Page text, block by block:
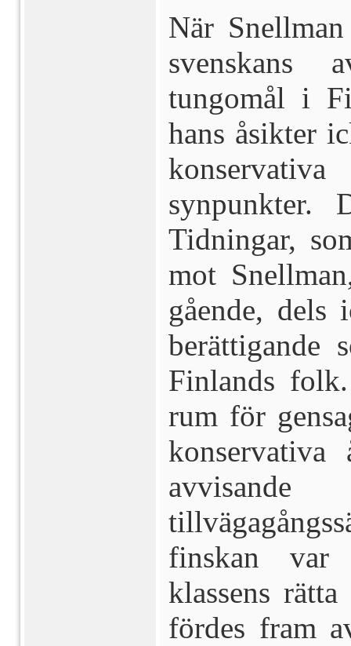
När
svenskans
tungomål i
hans åsikter
synpunkter.
Tidningar,
mot
gående, dels
berättigande
Finlands
rum för
konservativa
finskan var
klassens
fördes fram